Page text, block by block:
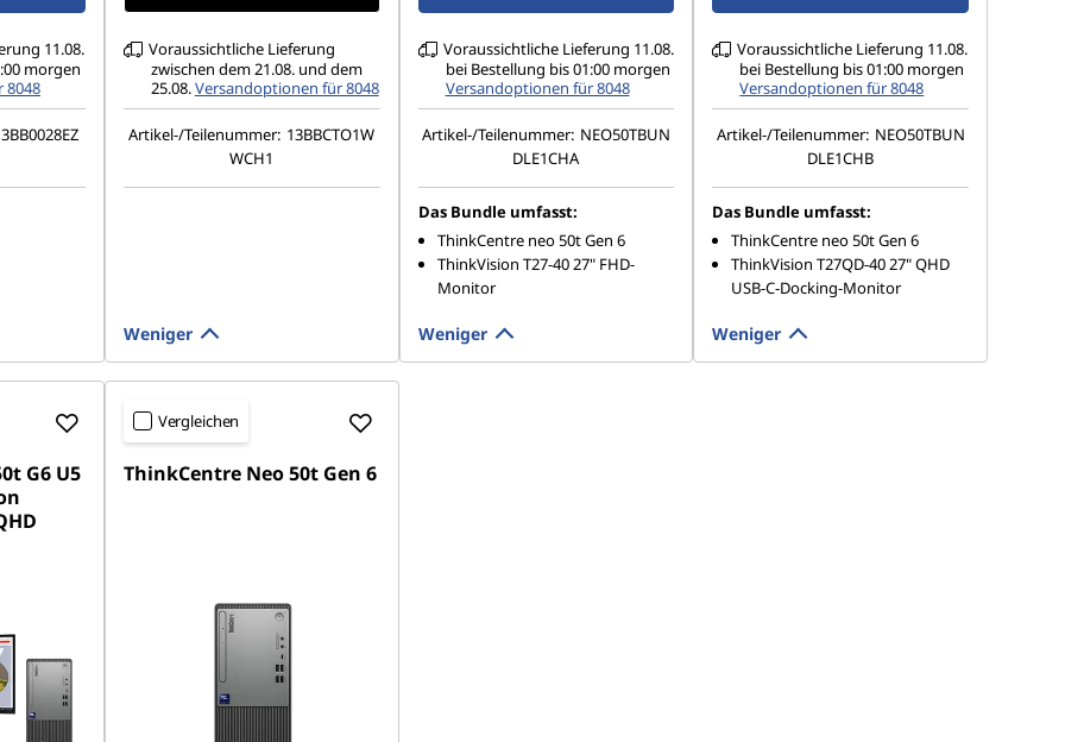
11.08.
morgen
8048
Voraussichtliche Lieferung
zwischen dem 21.08. und dem
25.08.Versandoptionen für 8048
Artikel-/Teilenummer: 13BBCTO1W
WCH1
Weniger
Voraussichtliche Lieferung 11.08.
bei Bestellung bis 01:00 morgen
Versandoptionen für 8048
Artikel-/Teilenummer: NEO50TBUN
DLE1CHA
Das Bundle umfasst:
ThinkCentre neo 50t Gen 6
ThinkVision T27-40 27" FHD-
Monitor
Weniger
Voraussichtliche Lieferung 11.08.
bei Bestellung bis 01:00 morgen
Versandoptionen für 8048
Artikel-/Teilenummer: NEO50TBUN
DLE1CHB
Das Bundle umfasst:
ThinkCentre neo 50t Gen 6
ThinkVision T27QD-40 27" QHD
USB-C-Docking-Monitor
Weniger
G6 U5
Vergleichen
ThinkCentre Neo 50t Gen 6